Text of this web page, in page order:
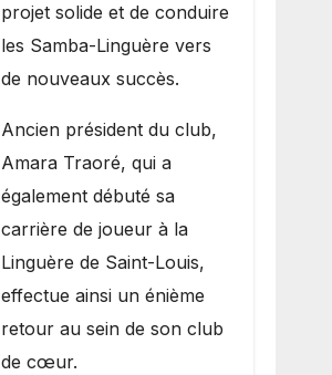
projet solide et de conduire
les Samba-Linguère vers
de nouveaux succès.
Ancien président du club,
Amara Traoré, qui a
également débuté sa
carrière de joueur à la
Linguère de Saint-Louis,
effectue ainsi un énième
retour au sein de son club
de cœur.